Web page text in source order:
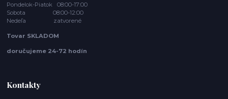
Pondelok-Piatok 08:00-17:00
Sobota 08:00-12:00
Nedeľa zatvorené
Tovar SKLADOM
doručujeme 24-72 hodín
Kontakty